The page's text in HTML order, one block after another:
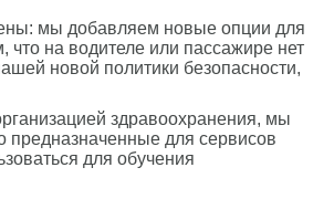
мы добавляем новые опции для
на водителе или пассажире нет
новой политики безопасности,
здравоохранения, мы
предназначенные для сервисов
для обучения